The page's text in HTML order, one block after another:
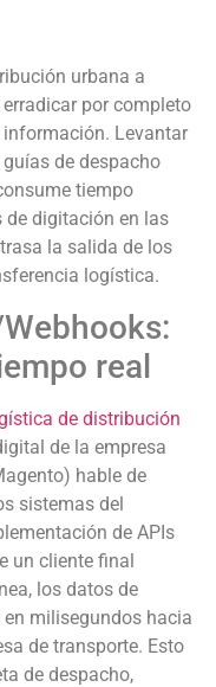
urbana a
por completo
Levantar
de despacho
tiempo
de digitación en las
la salida de los
logística.
real
de distribución
de la empresa
hable de
sistemas del
de APIs
un cliente final
los datos de
milisegundos hacia
de transporte. Esto
de despacho,